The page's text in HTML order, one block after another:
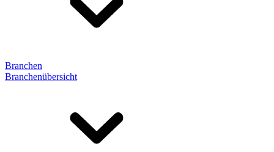
Branchen
Branchenübersicht